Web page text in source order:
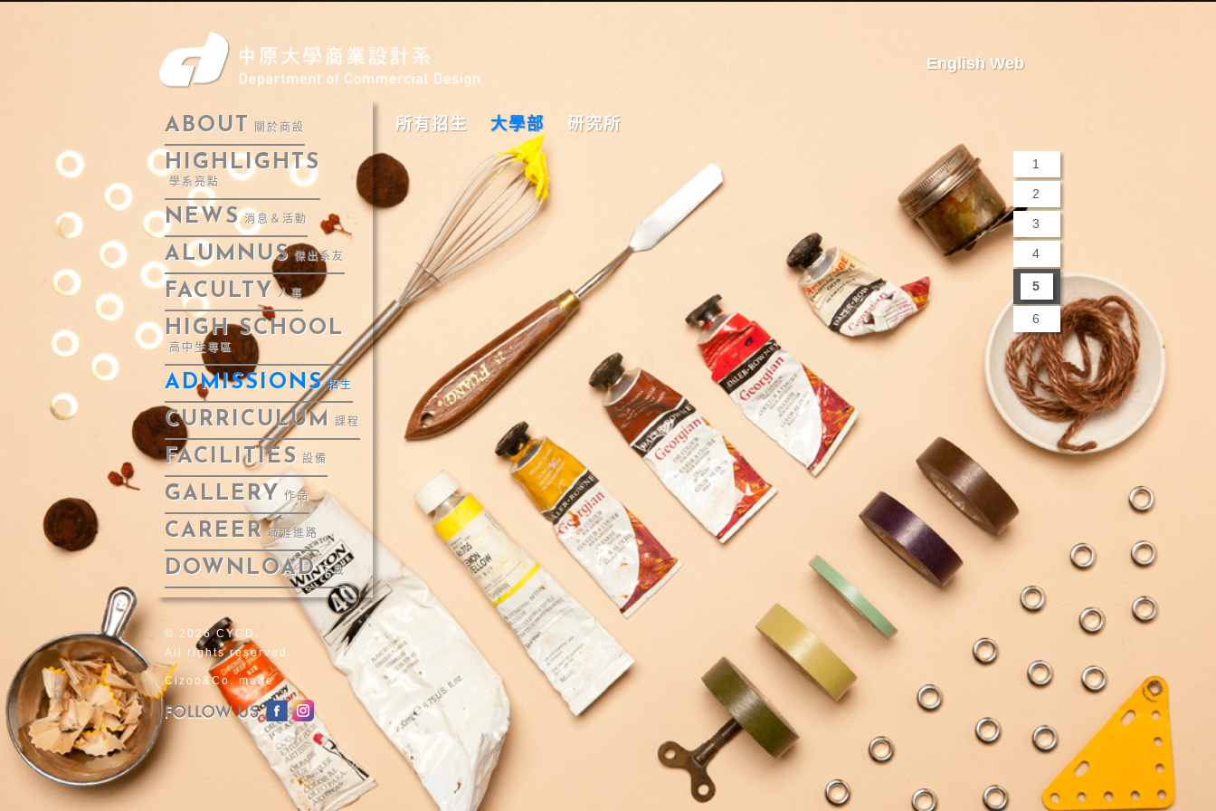
English Web
ABOUT 關於商設
HIGHLIGHTS
學系亮點
NEWS 消息＆活動
ALUMNUS 傑出系友
FACULTY 人事
HIGH SCHOOL
高中生專區
ADMISSIONS 招生
CURRICULUM 課程
FACILITIES 設備
GALLERY 作品
CAREER 職涯進路
DOWNLOAD 下載
所有招生 大學部 研究所
1
2
3
4
5
6
© 2026 CYCD.
All rights reserved.
Cizoo&Co. made